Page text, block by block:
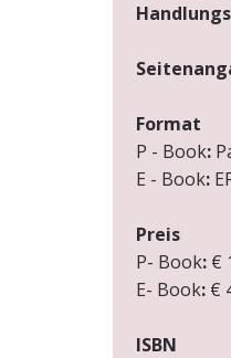
Format
P - Book:
E - Book:
Preis
P- Book: €
E- Book: €
ISBN